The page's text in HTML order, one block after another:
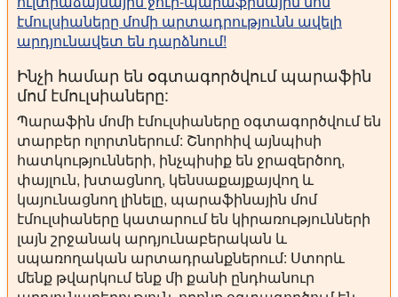
էմուլսիաները մոմի արտադրությունն ավելի
արդյունավետ են դարձնում!
Ինչի համար են օգտագործվում պարաֆին
մոմ էմուլսիաները:
Պարաֆին մոմի էմուլսիաները օգտագործվում են
տարբեր ոլորտներում: Շնորհիվ այնպիսի
հատկությունների, ինչպիսիք են ջրազերծող,
փայլուն, խտացնող, կենսաքայքայվող և
կայունացնող լինելը, պարաֆինային մոմ
էմուլսիաները կատարում են կիրառությունների
լայն շրջանակ արդյունաբերական և
սպառողական արտադրանքներում: Ստորև
մենք թվարկում ենք մի քանի ընդհանուր